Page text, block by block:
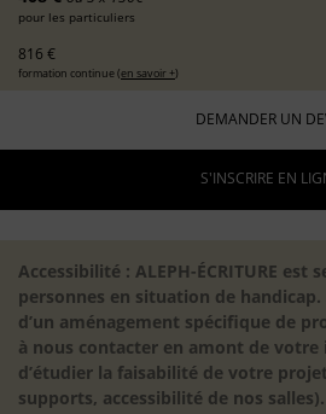
pour les particuliers
816 €
formation continue (en savoir +)
DEMANDER UN
S'INSCRIRE EN
Accessibilité : ALEPH-ÉCRITURE est
personnes en situation de handicap.
d’un aménagement spécifique de
à nous contacter en amont de
d’étudier la faisabilité de votre
supports, accessibilité de nos salles).